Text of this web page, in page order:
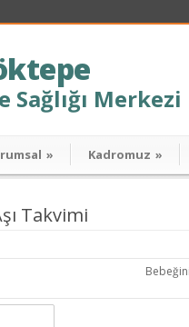
Sağlığı Merkezi
» Kadromuz »
Takvimi